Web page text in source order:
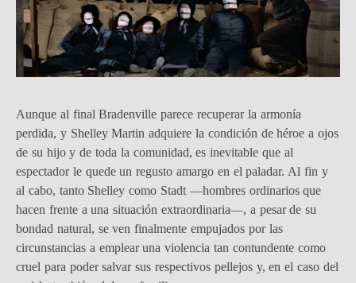
Aunque al final Bradenville parece recuperar la armonía
perdida, y Shelley Martin adquiere la condición de héroe a ojos
de su hijo y de toda la comunidad, es inevitable que al
espectador le quede un regusto amargo en el paladar. Al fin y
al cabo, tanto Shelley como Stadt —hombres ordinarios que
hacen frente a una situación extraordinaria—, a pesar de su
bondad natural, se ven finalmente empujados por las
circunstancias a emplear una violencia tan contundente como
cruel para poder salvar sus respectivos pellejos y, en el caso del